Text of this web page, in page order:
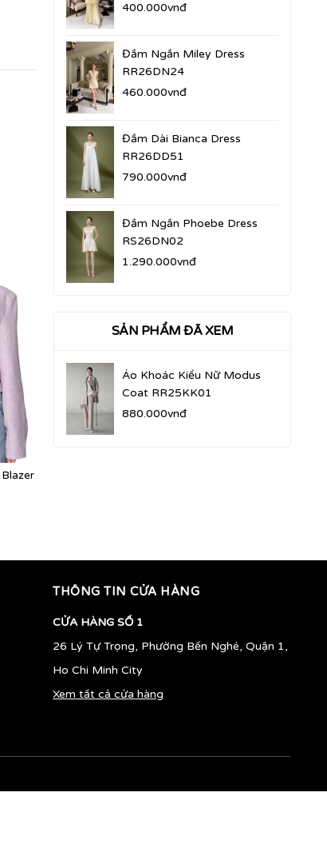
400.000vnđ
Đầm Ngắn Miley Dress
RR26DN24
460.000vnđ
Đầm Dài Bianca Dress
RR26DD51
790.000vnđ
Đầm Ngắn Phoebe Dress
RS26DN02
1.290.000vnđ
SẢN PHẨM ĐÃ XEM
Áo Khoác Kiểu Nữ Modus
Coat RR25KK01
880.000vnđ
THÔNG TIN CỬA HÀNG
CỬA HÀNG SỐ 1
26 Lý Tự Trọng, Phường Bến Nghé, Quận 1,
Ho Chi Minh City
Xem tất cả cửa hàng